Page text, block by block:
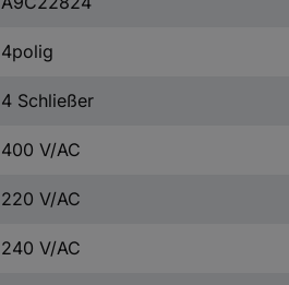
4polig
4 Schließer
400 V/AC
220 V/AC
240 V/AC